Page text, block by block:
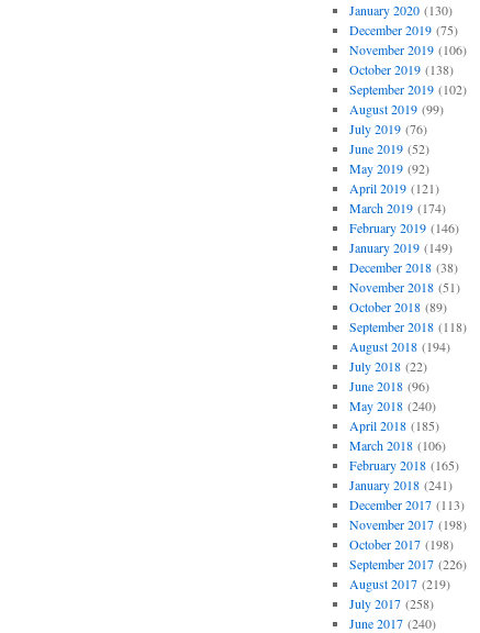
January 2020(130)
December 2019(75)
November 2019(106)
October 2019(138)
September 2019(102)
August 2019(99)
July 2019(76)
June 2019(52)
May 2019(92)
April 2019(121)
March 2019(174)
February 2019(146)
January 2019(149)
December 2018(38)
November 2018(51)
October 2018(89)
September 2018(118)
August 2018(194)
July 2018(22)
June 2018(96)
May 2018(240)
April 2018(185)
March 2018(106)
February 2018(165)
January 2018(241)
December 2017(113)
November 2017(198)
October 2017(198)
September 2017(226)
August 2017(219)
July 2017(258)
June 2017(240)